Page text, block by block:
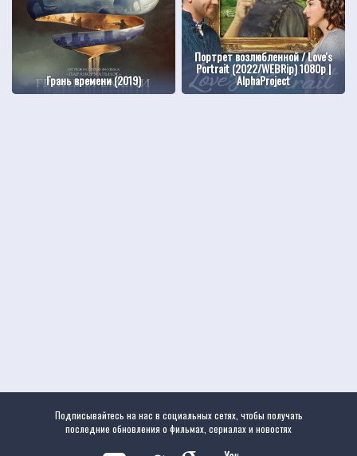
Грань времени (2019)
Портрет возлюбленной / Love's
Portrait (2022/WEBRip) 1080p |
AlphaProject
Подписывайтесь на нас в социальных сетях, чтобы получать
последние обновления о фильмах, сериалах и новостях